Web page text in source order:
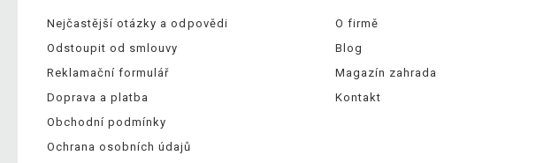
Nejčastější otázky a odpovědi
Odstoupit od smlouvy
Reklamační formulář
Doprava a platba
Obchodní podmínky
Ochrana osobních údajů
O firmě
Blog
Magazín zahrada
Kontakt